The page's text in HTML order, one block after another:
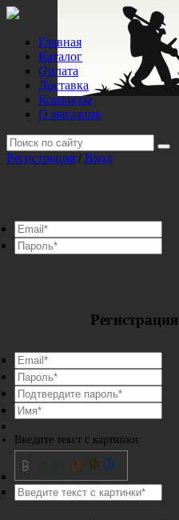
Главная
Каталог
Оплата
Доставка
Контакты
О магазине
Регистрация / Вход
Регистрация
Введите текст с картинки: